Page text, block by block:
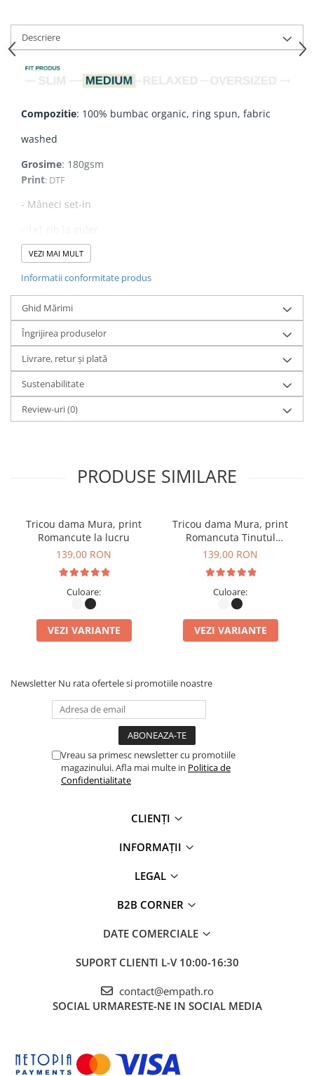
Descriere
Compozitie: 100% bumbac organic, ring spun, fabric
washed
Grosime: 180gsm
Print: DTF
- Mâneci set-in
- Cusături duble la manșete și tiv
- Bandă de întărire la gât pe interior, din același material
VEZI MAI MULT
Informatii conformitate produs
Ghid Mărimi
Îngrijirea produselor
Livrare, retur și plată
Sustenabilitate
Review-uri(0)
PRODUSE SIMILARE
Tricou dama Mura, print
Romancute la lucru
139,00 RON
Culoare:
VEZI VARIANTE
Tricou dama Mura, print
Romancuta Tinutul
Padurenilor
139,00 RON
Culoare:
VEZI VARIANTE
Newsletter Nu rata ofertele si promotiile noastre
Vreau sa primesc newsletter cu promotiile
magazinului. Afla mai multe in Politica de
Confidentialitate
CLIENȚI
INFORMAȚII
LEGAL
B2B CORNER
DATE COMERCIALE
SUPORT CLIENTI L-V 10:00-16:30
contact@empath.ro
SOCIAL URMARESTE-NE IN SOCIAL MEDIA